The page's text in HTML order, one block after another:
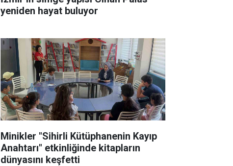
yeniden hayat buluyor
Minikler "Sihirli Kütüphanenin Kayıp
Anahtarı" etkinliğinde kitapların
dünyasını keşfetti